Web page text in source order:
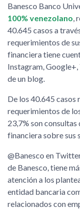
Banesco Banco
100% venezolano ,
40.645 casos a
requerimientos de
financiera tiene
Instagram,
de un blog.
De los 40.645
requerimientos de
23,7% son
financiera sobre sus
@Banesco en
de Banesco, tiene
atención a los
entidad bancaria
relacionados con